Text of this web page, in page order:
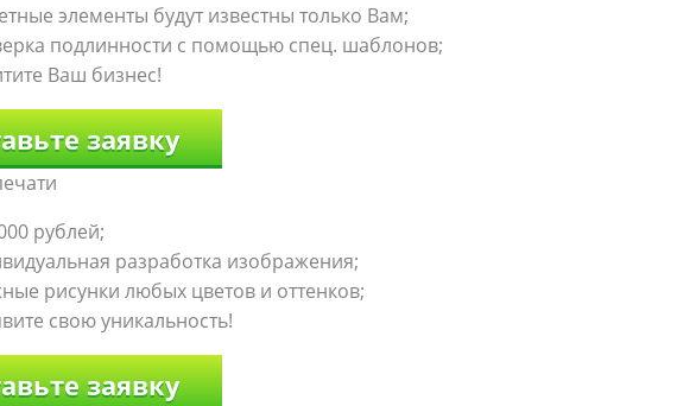
элементы будут известны только Вам;
подлинности с помощью спец. шаблонов;
Ваш бизнес!
заявку
рублей;
разработка изображения;
рисунки любых цветов и оттенков;
свою уникальность!
заявку